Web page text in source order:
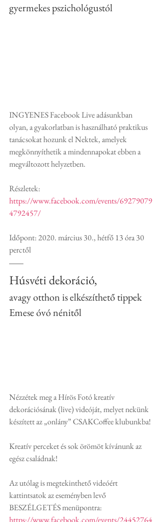
gyermekes pszichológustól
INGYENES Facebook Live adásunkban
olyan, a gyakorlatban is használható praktikus
tanácsokat hozunk el Nektek, amelyek
megkönnyíthetik a mindennapokat ebben a
megváltozott helyzetben.
Részletek:
https://www.facebook.com/events/69279079
4792457/
Időpont: 2020. március 30., hétfő 13 óra 30
perctől
Húsvéti dekoráció,
avagy otthon is elkészíthető tippek
Emese óvó nénitől
Nézzétek meg a Hírös Fotó kreatív
dekorációsának (live) videóját, melyet nekünk
készített az „onlány” CSAKCoffee klubunkba!
Kreatív perceket és sok örömöt kívánunk az
egész családnak!
Az utólag is megtekinthető videóért
kattintsatok az eseményben levő
BESZÉLGETÉS menüpontra:
https://www.facebook.com/events/24452764